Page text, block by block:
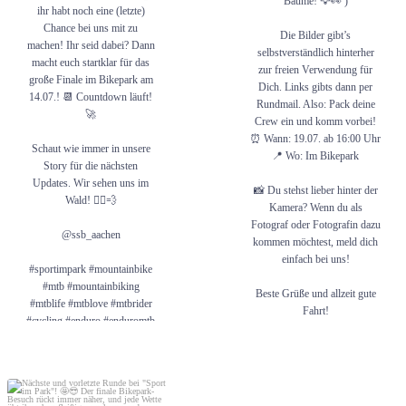
ihr habt noch eine (letzte)
Chance bei uns mit zu
machen! Ihr seid dabei? Dann
macht euch startklar für das
große Finale im Bikepark am
14.07.! 📆 Countdown läuft!
🚀
Schaut wie immer in unsere
Story für die nächsten
Updates. Wir sehen uns im
Wald! 🚴‍♂️💨
@ssb_aachen
#sportimpark #mountainbike
#mtb #mountainbiking
#mtblife #mtblove #mtbrider
#cycling #enduro #enduromtb
Die Bilder gibt’s
selbstverständlich hinterher
zur freien Verwendung für
Dich. Links gibts dann per
Rundmail. Also: Pack deine
Crew ein und komm vorbei!
⏰ Wann: 19.07. ab 16:00 Uhr
📍 Wo: Im Bikepark
📸 Du stehst lieber hinter der
Kamera? Wenn du als
Fotograf oder Fotografin dazu
kommen möchtest, meld dich
einfach bei uns!
Beste Grüße und allzeit gute
Fahrt!